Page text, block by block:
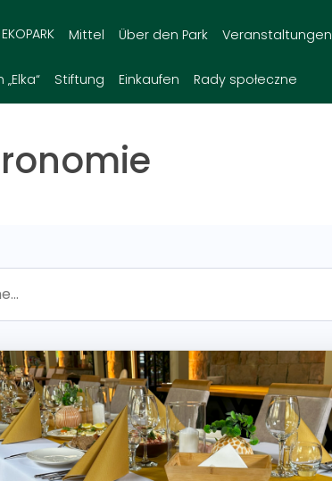
EKOPARK Mittel Über den Park Veranstaltungen
Stiftung Einkaufen Rady społeczne